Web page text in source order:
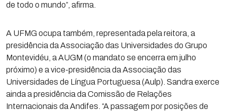
de todo o mundo”, afirma.
A UFMG ocupa também, representada pela reitora, a
presidência da Associação das Universidades do Grupo
Montevidéu, a AUGM (o mandato se encerra em julho
próximo) e a vice-presidência da Associação das
Universidades de Língua Portuguesa (Aulp). Sandra exerce
ainda a presidência da Comissão de Relações
Internacionais da Andifes. “A passagem por posições de